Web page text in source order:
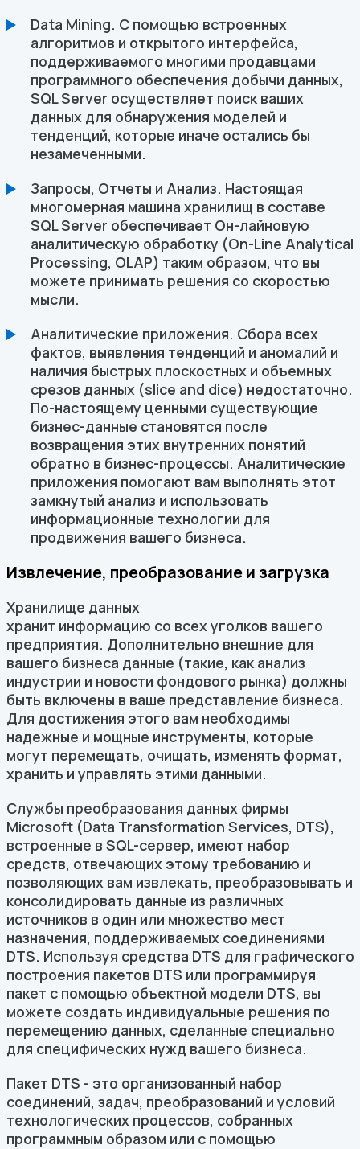
Data Mining. С помощью встроенных
алгоритмов и открытого интерфейса,
поддерживаемого многими продавцами
программного обеспечения добычи данных,
SQL Server осуществляет поиск ваших
данных для обнаружения моделей и
тенденций, которые иначе остались бы
незамеченными.
Запросы, Отчеты и Анализ. Настоящая
многомерная машина хранилищ в составе
SQL Server обеспечивает Он-лайновую
аналитическую обработку (On-Line Analytical
Processing, OLAP) таким образом, что вы
можете принимать решения со скоростью
мысли.
Аналитические приложения. Сбора всех
фактов, выявления тенденций и аномалий и
наличия быстрых плоскостных и объемных
срезов данных (slice and dice) недостаточно.
По-настоящему ценными существующие
бизнес-данные становятся после
возвращения этих внутренних понятий
обратно в бизнес-процессы. Аналитические
приложения помогают вам выполнять этот
замкнутый анализ и использовать
информационные технологии для
продвижения вашего бизнеса.
Извлечение, преобразование и загрузка
Хранилище данных
хранит информацию со всех уголков вашего
предприятия. Дополнительно внешние для
вашего бизнеса данные (такие, как анализ
индустрии и новости фондового рынка) должны
быть включены в ваше представление бизнеса.
Для достижения этого вам необходимы
надежные и мощные инструменты, которые
могут перемещать, очищать, изменять формат,
хранить и управлять этими данными.
Службы преобразования данных фирмы
Microsoft (Data Transformation Services, DTS),
встроенные в SQL-сервер, имеют набор
средств, отвечающих этому требованию и
позволяющих вам извлекать, преобразовывать и
консолидировать данные из различных
источников в один или множество мест
назначения, поддерживаемых соединениями
DTS. Используя средства DTS для графического
построения пакетов DTS или программируя
пакет с помощью объектной модели DTS, вы
можете создать индивидуальные решения по
перемещению данных, сделанные специально
для специфических нужд вашего бизнеса.
Пакет DTS - это организованный набор
соединений, задач, преобразований и условий
технологических процессов, собранных
программным образом или с помощью